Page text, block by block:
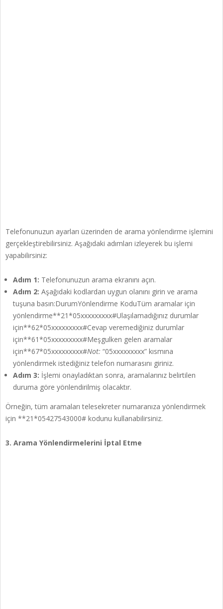
Telefonunuzun ayarları üzerinden de arama yönlendirme işlemini
gerçekleştirebilirsiniz. Aşağıdaki adımları izleyerek bu işlemi
yapabilirsiniz:
Adım 1: Telefonunuzun arama ekranını açın.
Adım 2: Aşağıdaki kodlardan uygun olanını girin ve arama
tuşuna basın:DurumYönlendirme KoduTüm aramalar için
yönlendirme**21*05xxxxxxxxx#Ulaşılamadığınız durumlar
için**62*05xxxxxxxxx#Cevap veremediğiniz durumlar
için**61*05xxxxxxxxx#Meşgulken gelen aramalar
için**67*05xxxxxxxxx#Not: “05xxxxxxxxx” kısmına
yönlendirmek istediğiniz telefon numarasını giriniz.
Adım 3: İşlemi onayladıktan sonra, aramalarınız belirtilen
duruma göre yönlendirilmiş olacaktır.
Örneğin, tüm aramaları telesekreter numaranıza yönlendirmek
için **21*05427543000# kodunu kullanabilirsiniz.
3. Arama Yönlendirmelerini İptal Etme